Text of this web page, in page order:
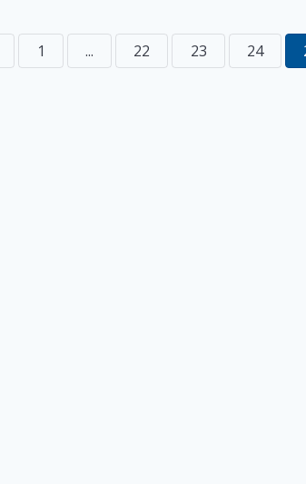
1 ... 22 23 24